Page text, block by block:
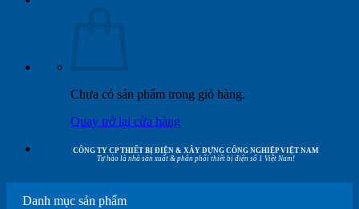
Chưa có sản phẩm trong giỏ hàng.
Quay trở lại cửa hàng
CÔNG TY CP THIẾT BỊ ĐIỆN & XÂY DỰNG CÔNG NGHIỆP VIỆT NAM
Tự hào là nhà sản xuất & phân phối thiết bị điện số 1 Việt Nam!
Danh mục sản phẩm